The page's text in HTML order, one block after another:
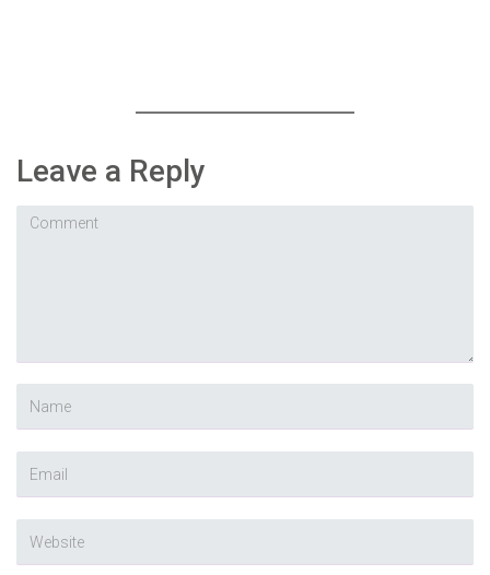
Leave a Reply